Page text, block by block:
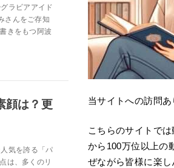
ラビアアイド
さんをご存知
きをもつ阿波
顔は？更
気を誇る「パ
は、多くのリ
当サイトへの訪問あ
こちらのサイトで
から100万位以上の
ぜながら皆様に楽